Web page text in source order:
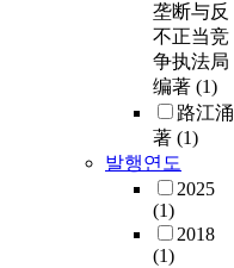
垄断与反
不正当竞
争执法局
编著 (1)
路江涌
著 (1)
발행연도
2025
(1)
2018
(1)